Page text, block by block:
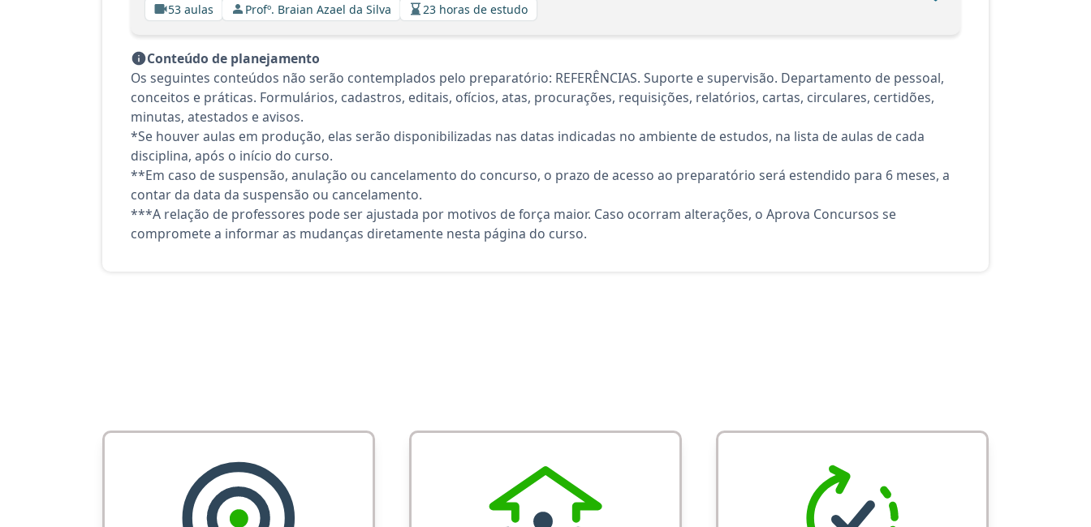
53 aulas Profº. Braian Azael da Silva 23 horas de estudo
Conteúdo de planejamento
Os seguintes conteúdos não serão contemplados pelo preparatório: REFERÊNCIAS. Suporte e supervisão. Departamento de pessoal,
conceitos e práticas. Formulários, cadastros, editais, ofícios, atas, procurações, requisições, relatórios, cartas, circulares, certidões,
minutas, atestados e avisos.
*Se houver aulas em produção, elas serão disponibilizadas nas datas indicadas no ambiente de estudos, na lista de aulas de cada
disciplina, após o início do curso.
**Em caso de suspensão, anulação ou cancelamento do concurso, o prazo de acesso ao preparatório será estendido para 6 meses, a
contar da data da suspensão ou cancelamento.
***A relação de professores pode ser ajustada por motivos de força maior. Caso ocorram alterações, o Aprova Concursos se
compromete a informar as mudanças diretamente nesta página do curso.